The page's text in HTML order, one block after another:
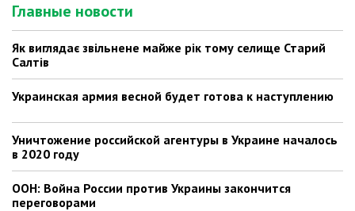
Главные новости
Як виглядає звільнене майже рік тому селище Старий
Салтів
Украинская армия весной будет готова к наступлению
Уничтожение российской агентуры в Украине началось
в 2020 году
ООН: Война России против Украины закончится
переговорами